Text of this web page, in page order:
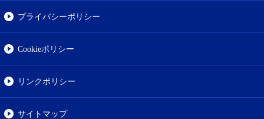
プライバシーポリシー
Cookieポリシー
リンクポリシー
サイトマップ